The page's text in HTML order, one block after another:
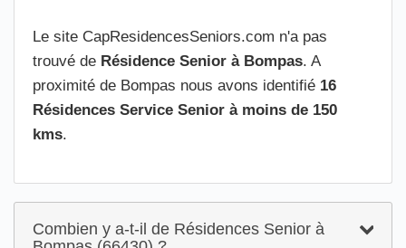
Le site CapResidencesSeniors.com n'a pas
trouvé de Résidence Senior à Bompas. A
proximité de Bompas nous avons identifié 16
Résidences Service Senior à moins de 150
kms.
Combien y a-t-il de Résidences Senior à